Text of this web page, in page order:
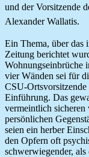
und der Vorsitzende
Alexander Wallatis.
Ein Thema, über das
Zeitung berichtet
Wohnungseinbrüche
vier Wänden sei für
CSU-Ortsvorsitzende
Einführung. Das
vermeintlich
persönlichen
seien ein herber
den Opfern oft
schwerwiegender, als